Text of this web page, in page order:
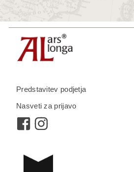
Predstavitev podjetja
Nasveti za prijavo